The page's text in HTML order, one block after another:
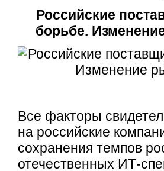
Российские
борьбе.
Все факторы
на российские
сохранения темпов
отечественных ИТ-